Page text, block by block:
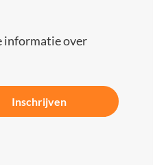
informatie over
Inschrijven